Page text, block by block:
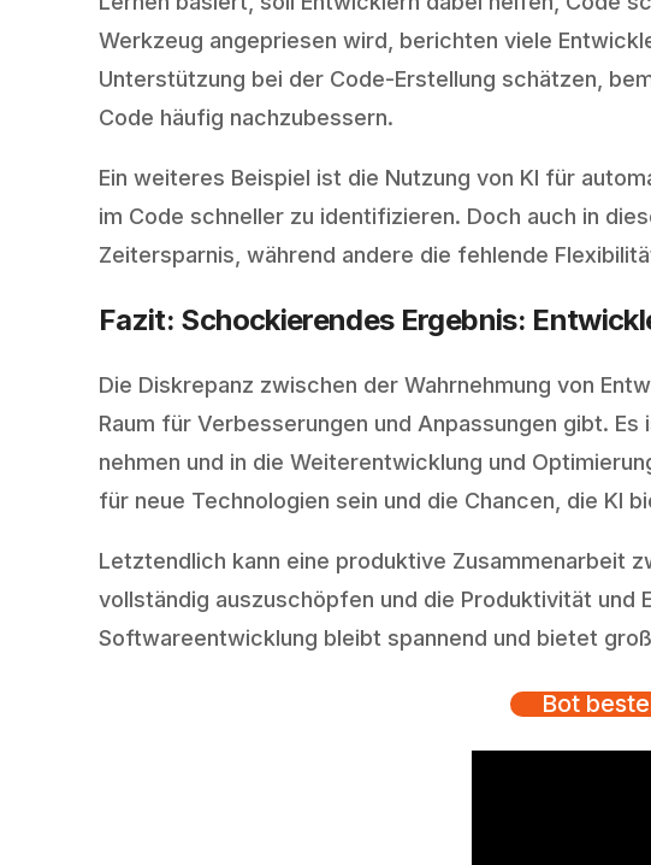
Werkzeug angepriesen wird, berichten viele
Unterstützung bei der Code-Erstellung schätzen,
Code häufig nachzubessern.
Ein weiteres Beispiel ist die Nutzung von KI für
im Code schneller zu identifizieren. Doch auch in
Zeitersparnis, während andere die fehlende
Fazit: Schockierendes Ergebnis:
Die Diskrepanz zwischen der Wahrnehmung von
Raum für Verbesserungen und Anpassungen gibt.
nehmen und in die Weiterentwicklung und
für neue Technologien sein und die Chancen, die KI
Letztendlich kann eine produktive Zusammenarbeit
vollständig auszuschöpfen und die Produktivität
Softwareentwicklung bleibt spannend und bietet
Bot